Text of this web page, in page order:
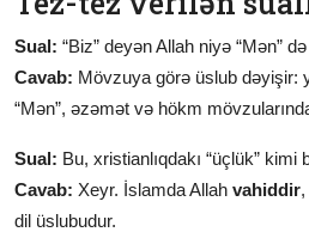
Sual: “Biz” deyən Allah niyə “Mən”
Cavab: Mövzuya görə üslub dəyişir:
“Mən”, əzəmət və hökm
Sual: Bu, xristianlıqdakı “üçlük” kimi
Cavab: Xeyr. İslamda Allah vahiddir
dil üslubudur.